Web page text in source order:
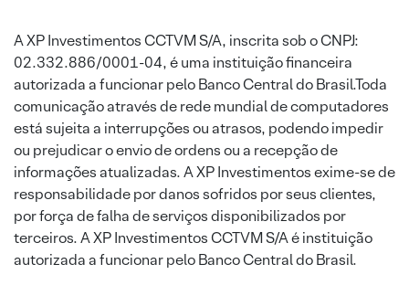
A XP Investimentos CCTVM S/A, inscrita sob o CNPJ:
02.332.886/0001-04, é uma instituição financeira
autorizada a funcionar pelo Banco Central do Brasil.Toda
comunicação através de rede mundial de computadores
está sujeita a interrupções ou atrasos, podendo impedir
ou prejudicar o envio de ordens ou a recepção de
informações atualizadas. A XP Investimentos exime-se de
responsabilidade por danos sofridos por seus clientes,
por força de falha de serviços disponibilizados por
terceiros. A XP Investimentos CCTVM S/A é instituição
autorizada a funcionar pelo Banco Central do Brasil.